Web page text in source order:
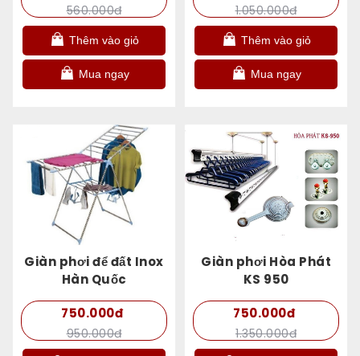
560.000đ
Thêm vào giỏ
Mua ngay
1.050.000đ
Thêm vào giỏ
Mua ngay
Giàn phơi để đất Inox
Hàn Quốc
750.000đ
950.000đ
Giàn phơi Hòa Phát
KS 950
750.000đ
1.350.000đ